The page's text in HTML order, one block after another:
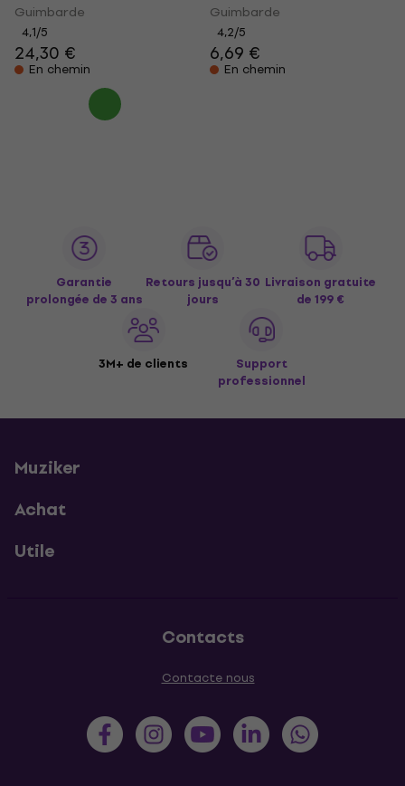
Guimbarde
4,1/5
24,30 €
En chemin
Guimbarde
4,2/5
6,69 €
En chemin
Garantie
prolongée de 3 ans
Retours jusqu’à 30
jours
Livraison gratuite
de 199 €
3M+ de clients
Support
professionnel
Muziker
Achat
Utile
Contacts
Contacte nous